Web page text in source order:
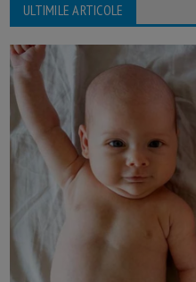
ULTIMILE ARTICOLE